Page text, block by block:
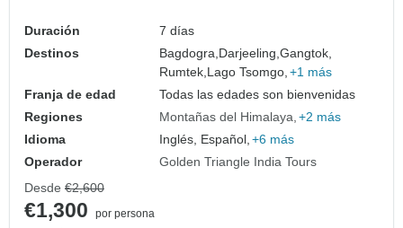
Duración
7 días
Destinos
Bagdogra, Darjeeling,Gangtok,
Rumtek, Lago Tsomgo, +1 más
Franja de edad
Todas las edades son bienvenidas
Regiones
Montañas del Himalaya +2 más
Idioma
Inglés, Español, +6 más
Operador
Golden Triangle India Tours
Desde €2,600
€1,300
por persona